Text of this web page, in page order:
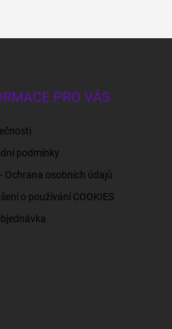
PRO VÁS
podmínky
- Ochrana osobních údajů
o používání COOKIES